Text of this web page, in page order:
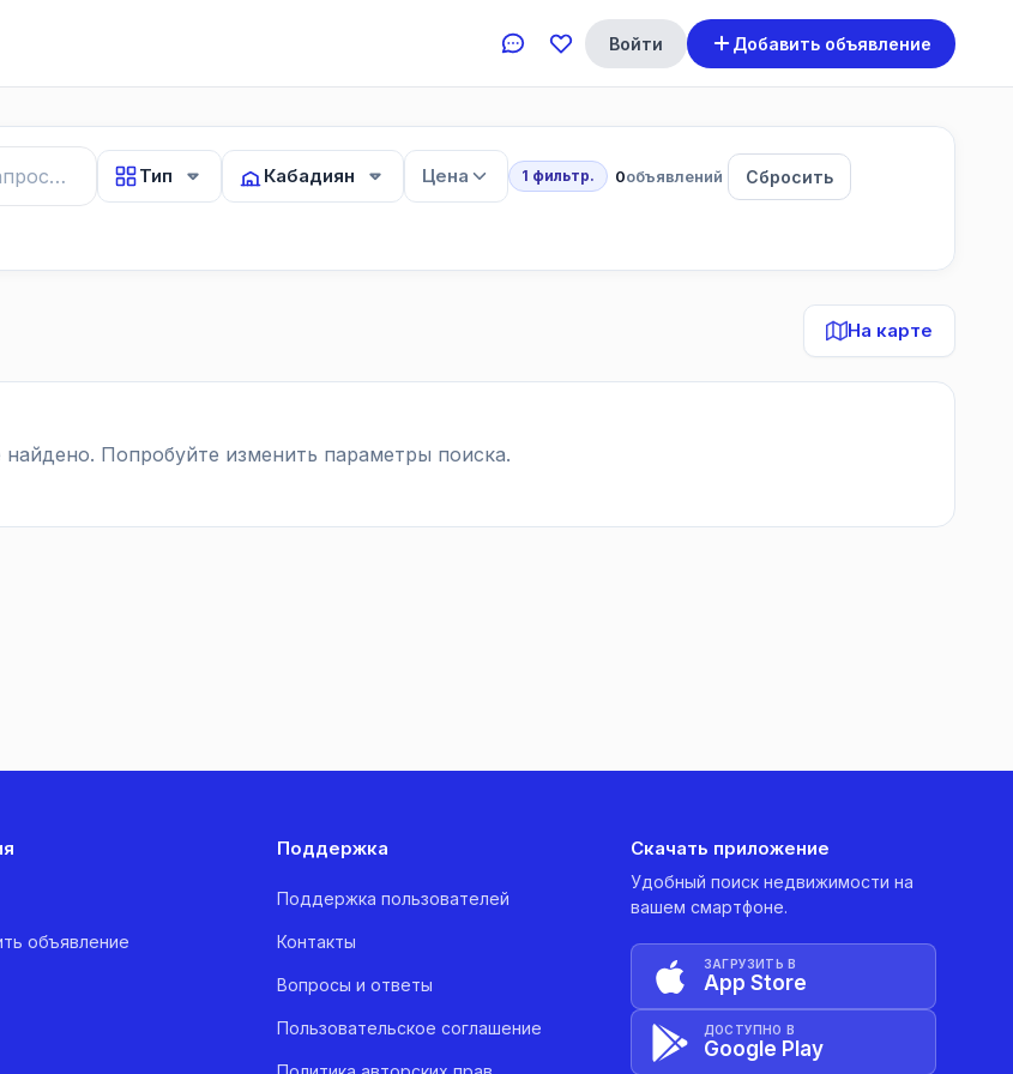
Войти Добавить объявление
Тип Кабадиян Цена 1 фильтр. 0объявлений Сбросить
На карте
найдено. Попробуйте изменить параметры поиска.
объявление
Поддержка
Поддержка пользователей
Контакты
Вопросы и ответы
Пользовательское соглашение
Скачать приложение
Удобный поиск недвижимости на
вашем смартфоне.
ЗАГРУЗИТЬ В
App Store
ДОСТУПНО В
Google Play